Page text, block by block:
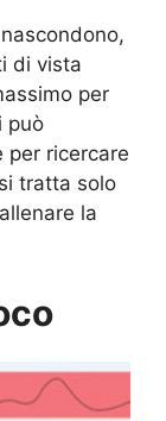
di vista
per
può
per ricercare
tratta solo
la